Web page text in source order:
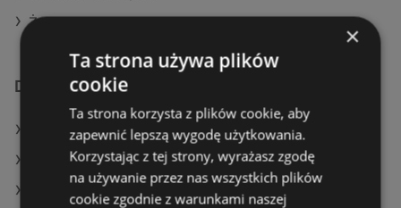
Żabka w Pilzno
Dodatkowe łącza
Oferty Żabka
Oferty Action
Oferty Auchan
×
Ta strona używa plików
cookie
Ta strona korzysta z plików cookie, aby
zapewnić lepszą wygodę użytkowania.
Korzystając z tej strony, wyrażasz zgodę
na używanie przez nas wszystkich plików
cookie zgodnie z warunkami naszej